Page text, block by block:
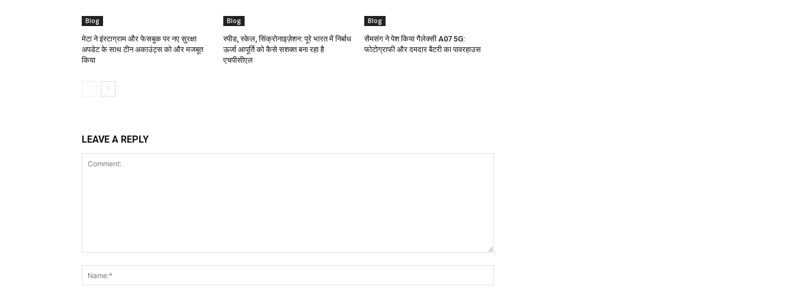
Blog
मेटा ने इंस्टाग्राम और फेसबुक पर नए सुरक्षा
अपडेट के साथ टीन अकाउंट्स को और मजबूत
किया
Blog
स्पीड, स्केल, सिंक्रोनाइज़ेशन: पूरे भारत में निर्बाध
ऊर्जा आपूर्ति को कैसे सशक्त बना रहा है
एचपीसीएल
Blog
सैमसंग ने पेश किया गैलेक्सी A07 5G:
फोटोग्राफी और दमदार बैटरी का पावरहाउस
LEAVE A REPLY